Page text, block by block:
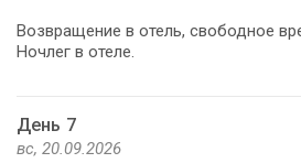
Возвращение в отель, свободное
Ночлег в отеле.
День 7
вс, 20.09.2026